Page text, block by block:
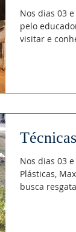
Nos dias 03
pelo
visitar e
Nos dias 03
Plásticas,
busca